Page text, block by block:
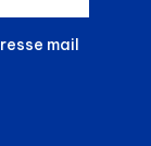
mail